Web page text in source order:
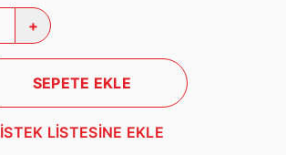
+
SEPETE EKLE
İSTEK LİSTESİNE EKLE